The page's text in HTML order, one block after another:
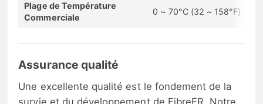
Plage de Température
Commerciale
0 ~ 70°C (32 ~ 158°F)
Assurance qualité
Une excellente qualité est le fondement de la
survie et du développement de FibreFR. Notre